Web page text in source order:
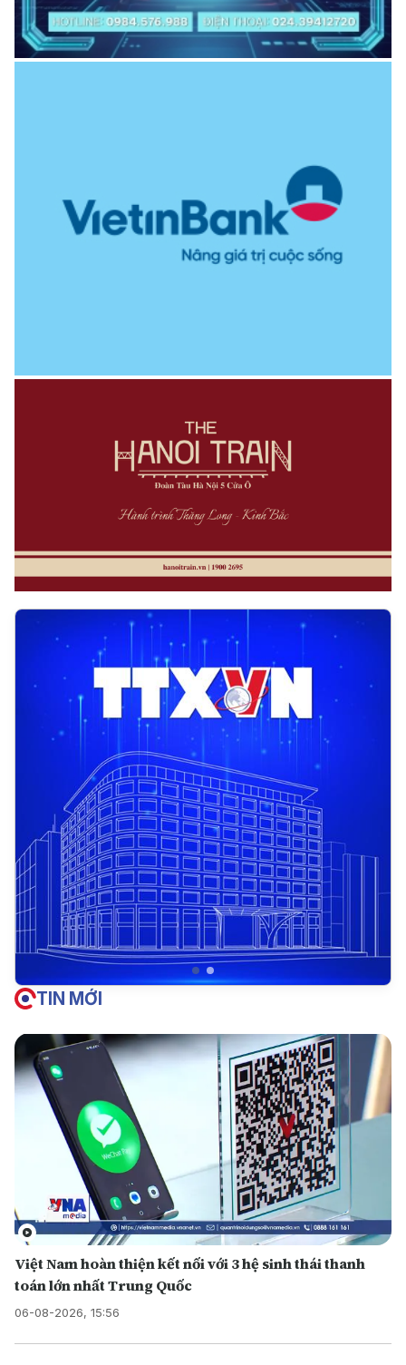
TIN MỚI
Việt Nam hoàn thiện kết nối với 3 hệ sinh thái thanh
toán lớn nhất Trung Quốc
06-08-2026, 15:56